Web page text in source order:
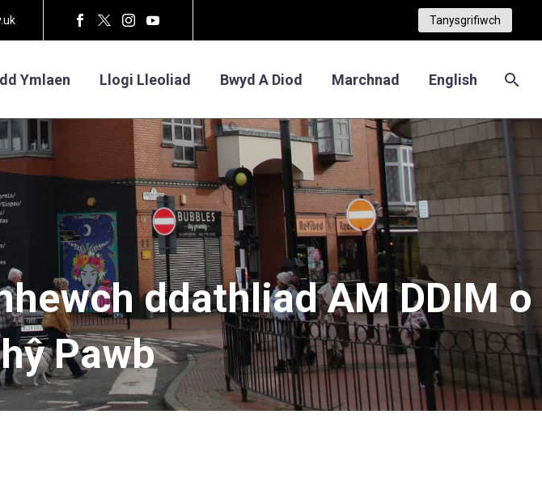
Tanysgrifiwch
Ymlaen Llogi Lleoliad Bwyd A Diod Marchnad English
ddathliad AM DDIM o
Pawb